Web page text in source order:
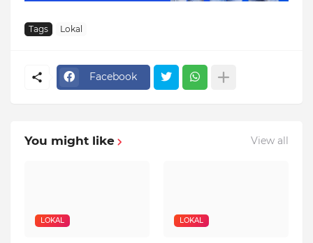
Tags Lokal
Facebook
You might like View all
LOKAL LOKAL